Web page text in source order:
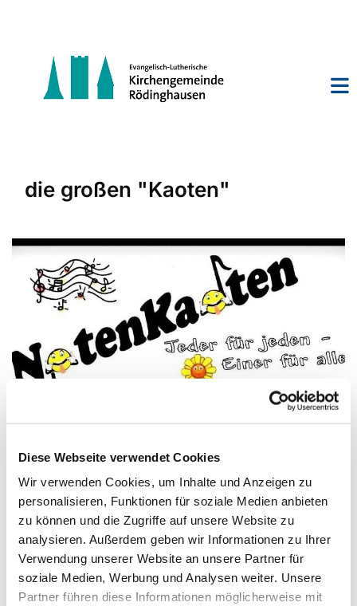
Diese Webseite verwendet Cookies
Wir verwenden Cookies, um Inhalte und Anzeigen zu
personalisieren, Funktionen für soziale Medien anbieten
zu können und die Zugriffe auf unsere Website zu
analysieren. Außerdem geben wir Informationen zu Ihrer
Verwendung unserer Website an unsere Partner für
soziale Medien, Werbung und Analysen weiter. Unsere
Partner führen diese Informationen möglicherweise mit
die großen "Kaoten"
Donnerstag, 24. September 2026,
18:00 Uhr
Gemeindehaus Schweningdorf, Am
Gemeindehaus 33, 32289